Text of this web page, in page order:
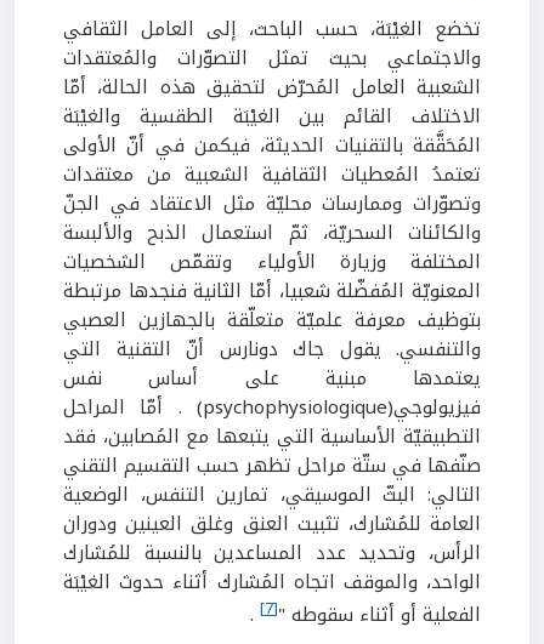
تخضع الغيْبَة، حسب الباحث، إلى العامل الثقافي
والاجتماعي بحيث تمثل التصوّرات والمُعتقدات
الشعبية العامل المُحرّض لتحقيق هذه الحالة، أمّا
الاختلاف القائم بين الغيْبَة الطقسية والغيْبَة
المُحَقَّقة بالتقنيات الحديثة، فيكمن في أنّ الأولى
تعتمدُ المُعطيات الثقافية الشعبية من معتقدات
وتصوّرات وممارسات محليّة مثل الاعتقاد في الجنّ
والكائنات السحريّة، ثمّ استعمال الذبح والألبسة
المختلفة وزيارة الأولياء وتقمّص الشخصيات
المعنويّة المُفضّلة شعبيا، أمّا الثانية فنجدها مرتبطة
بتوظيف معرفة علميّة متعلّقة بالجهازين العصبي
والتنفسي. يقول جاك دونارس أنّ التقنية التي
يعتمدها مبنية على أساس نفس
فيزيولوجي(psychophysiologique) . أمّا المراحل
التطبيقيّة الأساسية التي يتبعها مع المُصابين، فقد
صنّفها في ستّة مراحل تظهر حسب التقسيم التقني
التالي: البثّ الموسيقي، تمارين التنفس، الوضعية
العامة للمُشارك، تثبيت العنق وغلق العينين ودوران
الرأس، وتحديد عدد المساعدين بالنسبة للمُشارك
الواحد، والموقف اتجاه المُشارك أثناء حدوث الغيْبَة
الفعلية أو أثناء سقوطه "[7]
.